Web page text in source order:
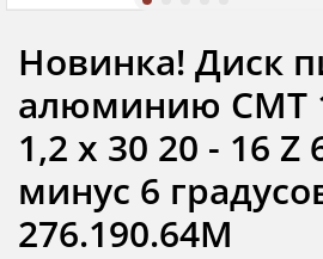
Новинка! Диск
алюминию CMT
1,2 x 30 20 - 16 Z
минус 6
276.190.64M